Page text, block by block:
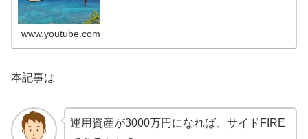
www.youtube.com
本記事は
運用資産が3000万円になれば、サイドFIRE